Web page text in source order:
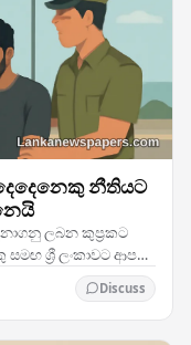
නීතියට
ලබන කුප්‍රකට
ශ්‍රී ලංකාවට ආපසු
Discuss